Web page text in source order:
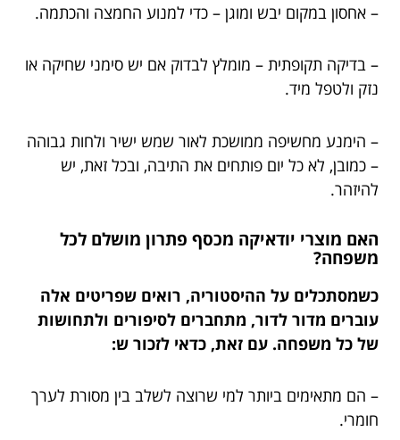
– אחסון במקום יבש ומוגן – כדי למנוע החמצה והכתמה.
– בדיקה תקופתית – מומלץ לבדוק אם יש סימני שחיקה או
נזק ולטפל מיד.
– הימנע מחשיפה ממושכת לאור שמש ישיר ולחות גבוהה
– כמובן, לא כל יום פותחים את התיבה, ובכל זאת, יש
להיזהר.
האם מוצרי יודאיקה מכסף פתרון מושלם לכל
משפחה?
כשמסתכלים על ההיסטוריה, רואים שפריטים אלה
עוברים מדור לדור, מתחברים לסיפורים ולתחושות
של כל משפחה. עם זאת, כדאי לזכור ש:
– הם מתאימים ביותר למי שרוצה לשלב בין מסורת לערך
חומרי.